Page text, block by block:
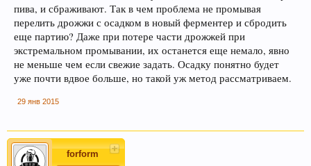
пива, и сбраживают. Так в чем проблема не промывая
перелить дрожжи с осадком в новый ферментер и сбродить
еще партию? Даже при потере части дрожжей при
экстремальном промывании, их останется еще немало, явно
не меньше чем если свежие задать. Осадку понятно будет
уже почти вдвое больше, но такой уж метод рассматриваем.
29 янв 2015
forform